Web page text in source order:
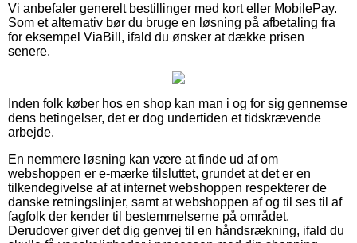
Vi anbefaler generelt bestillinger med kort eller MobilePay.
Som et alternativ bør du bruge en løsning på afbetaling fra
for eksempel ViaBill, ifald du ønsker at dække prisen
senere.
Inden folk køber hos en shop kan man i og for sig gennemse
dens betingelser, det er dog undertiden et tidskrævende
arbejde.
En nemmere løsning kan være at finde ud af om
webshoppen er e-mærke tilsluttet, grundet at det er en
tilkendegivelse af at internet webshoppen respekterer de
danske retningslinjer, samt at webshoppen af og til ses til af
fagfolk der kender til bestemmelserne på området.
Derudover giver det dig genvej til en håndsrækning, ifald du